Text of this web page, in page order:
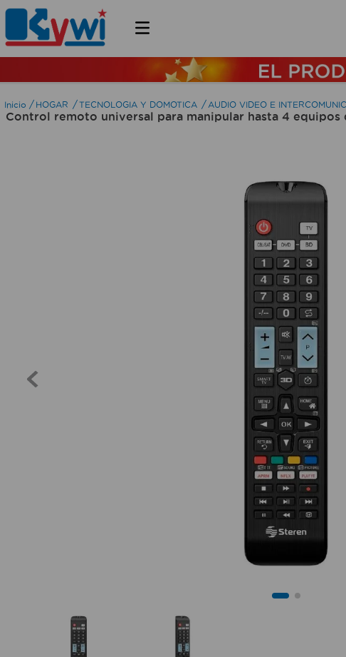
HOGAR TECNOLOGIA Y DOMOTICA AUDIO VIDEO E
Control remoto universal para manipular hasta 4